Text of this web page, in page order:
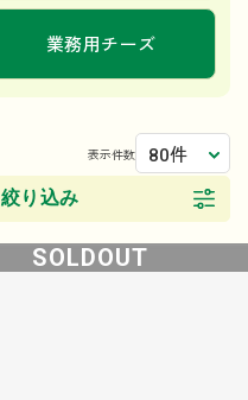
業務用チーズ
表示件数 80件
絞り込み
SOLDOUT